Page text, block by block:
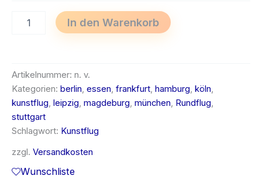
Menge
In den Warenkorb
Artikelnummer: n. v.
Kategorien: berlin, essen, frankfurt, hamburg, köln,
kunstflug, leipzig, magdeburg, münchen, Rundflug,
stuttgart
Schlagwort: Kunstflug
zzgl. Versandkosten
Wunschliste